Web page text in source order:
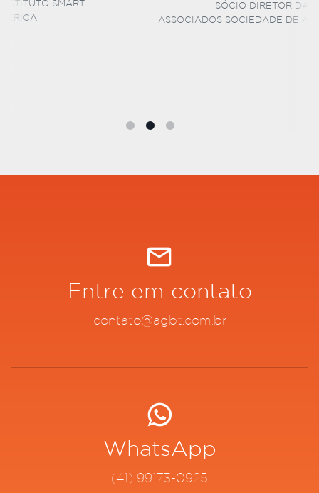
SÓCIO DIRETOR DA BARCELOS E
ASSOCIADOS SOCIEDADE DE ADVOGADOS
Entre em contato
contato@agbt.com.br
WhatsApp
(41) 99173-0925